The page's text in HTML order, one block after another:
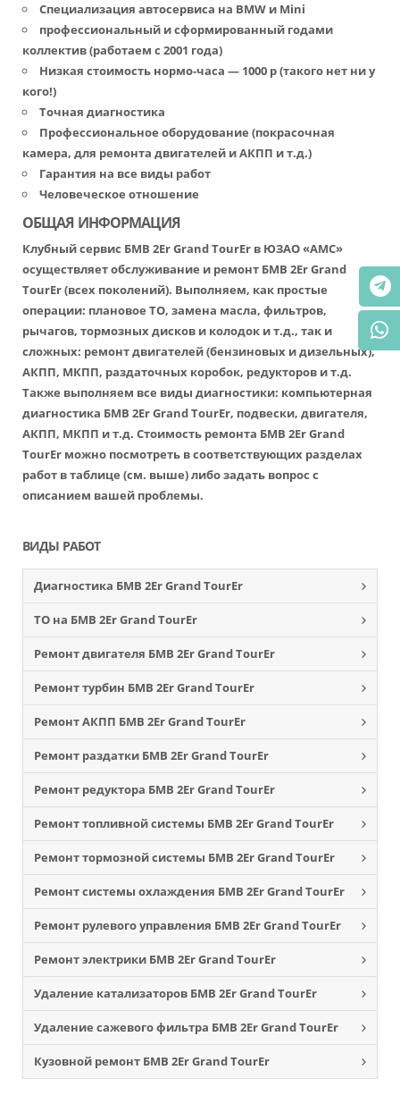
Специализация автосервиса на BMW и Mini
профессиональный и сформированный годами
коллектив (работаем с 2001 года)
Низкая стоимость нормо-часа — 1000 р (такого нет ни у
кого!)
Точная диагностика
Профессиональное оборудование (покрасочная
камера, для ремонта двигателей и АКПП и т.д.)
Гарантия на все виды работ
Человеческое отношение
ОБЩАЯ ИНФОРМАЦИЯ
Клубный сервис БМВ 2Еr Grand TourЕr в ЮЗАО «АМС»
осуществляет обслуживание и ремонт БМВ 2Еr Grand
TourЕr (всех поколений). Выполняем, как простые
операции: плановое ТО, замена масла, фильтров,
рычагов, тормозных дисков и колодок и т.д., так и
сложных: ремонт двигателей (бензиновых и дизельных),
АКПП, МКПП, раздаточных коробок, редукторов и т.д.
Также выполняем все виды диагностики: компьютерная
диагностика БМВ 2Еr Grand TourЕr, подвески, двигателя,
АКПП, МКПП и т.д. Стоимость ремонта БМВ 2Еr Grand
TourЕr можно посмотреть в соответствующих разделах
работ в таблице (см. выше) либо задать вопрос с
описанием вашей проблемы.
ВИДЫ РАБОТ
Диагностика БМВ 2Еr Grand TourЕr
ТО на БМВ 2Еr Grand TourЕr
Ремонт двигателя БМВ 2Еr Grand TourЕr
Ремонт турбин БМВ 2Еr Grand TourЕr
Ремонт АКПП БМВ 2Еr Grand TourЕr
Ремонт раздатки БМВ 2Еr Grand TourЕr
Ремонт редуктора БМВ 2Еr Grand TourЕr
Ремонт топливной системы БМВ 2Еr Grand TourЕr
Ремонт тормозной системы БМВ 2Еr Grand TourЕr
Ремонт системы охлаждения БМВ 2Еr Grand TourЕr
Ремонт рулевого управления БМВ 2Еr Grand TourЕr
Ремонт электрики БМВ 2Еr Grand TourЕr
Удаление катализаторов БМВ 2Еr Grand TourЕr
Удаление сажевого фильтра БМВ 2Еr Grand TourЕr
Кузовной ремонт БМВ 2Еr Grand TourЕr